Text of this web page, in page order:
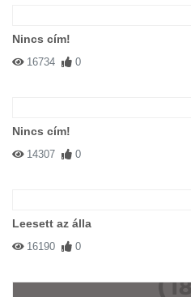
Nincs cím!
16734 0
Nincs cím!
14307 0
Leesett az álla
16190 0